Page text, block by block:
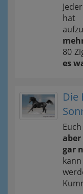
hat
80
es
Die
gar